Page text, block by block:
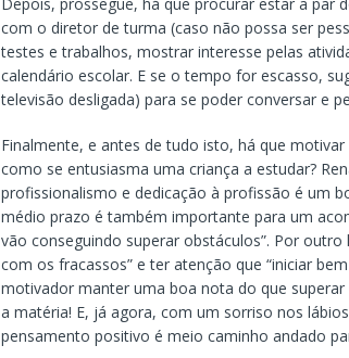
com o diretor de turma (caso não possa ser
testes e trabalhos, mostrar interesse pelas
calendário escolar. E se o tempo for escasso,
televisão desligada) para se poder conversar e
Finalmente, e antes de tudo isto, há que
como se entusiasma uma criança a estudar?
profissionalismo e dedicação à profissão é um
médio prazo é também importante para um
vão conseguindo superar obstáculos”. Por
com os fracassos” e ter atenção que “iniciar
motivador manter uma boa nota do que
a matéria! E, já agora, com um sorriso nos
pensamento positivo é meio caminho andado